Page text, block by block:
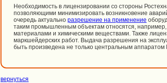
Необходимость в лицензировании со стороны
позволяющими минимизировать возникновение
очередь актуально разрешение на применение
таким промышленным объектам относятся,
материалами и химическими веществами. Также
маркшейдерских работ. Выдача разрешения на
быть произведена не только центральным аппаратом
вернуться